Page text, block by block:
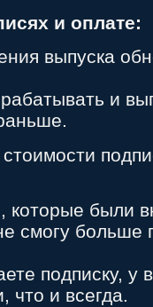
и оплате:
выпуска
и
которые были
смогу больше
подписку, у
что и всегда.